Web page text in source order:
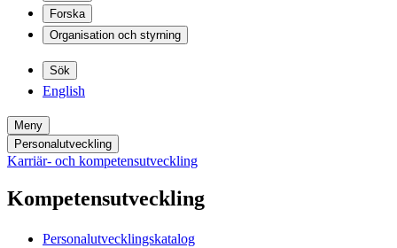
Forska
Organisation och styrning
Sök
English
Meny
Personalutveckling
Karriär- och kompetensutveckling
Kompetensutveckling
Personalutvecklingskatalog